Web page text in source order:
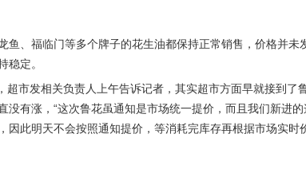
鱼、福临门等多个牌子的花生油都保持正常销售，价格并未
稳定。
超市发相关负责人上午告诉记者，其实超市方面早就接到了
没有涨，“这次鲁花虽通知是市场统一提价，而且我们新进
因此明天不会按照通知提价，等消耗完库存再根据市场实时